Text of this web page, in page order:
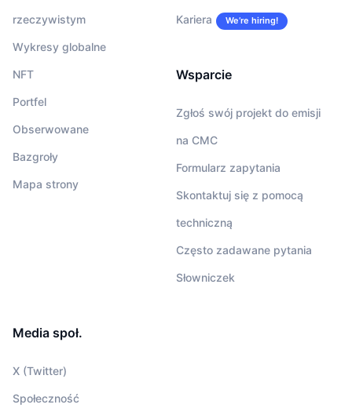
rzeczywistym
Wykresy globalne
NFT
Portfel
Obserwowane
Bazgroły
Mapa strony
Kariera We’re hiring!
Wsparcie
Zgłoś swój projekt do emisji
na CMC
Formularz zapytania
Skontaktuj się z pomocą
techniczną
Często zadawane pytania
Słowniczek
Media społ.
X (Twitter)
Społeczność